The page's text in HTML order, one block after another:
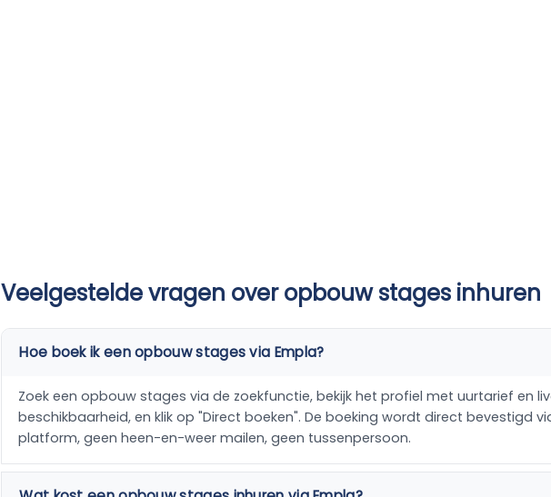
Veelgestelde vragen over opbouw stages inhuren
Hoe boek ik een opbouw stages via Empla?
Zoek een opbouw stages via de zoekfunctie, bekijk het profiel met uurtarief en
beschikbaarheid, en klik op "Direct boeken". De boeking wordt direct bevestigd
platform, geen heen-en-weer mailen, geen tussenpersoon.